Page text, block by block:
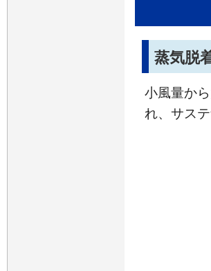
蒸気脱
小風量か
れ、サス